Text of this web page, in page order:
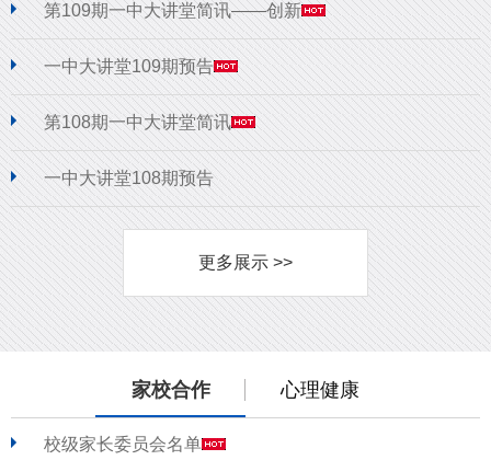
第109期一中大讲堂简讯——创新
一中大讲堂109期预告
第108期一中大讲堂简讯
一中大讲堂108期预告
更多展示 >>
家校合作 心理健康
校级家长委员会名单